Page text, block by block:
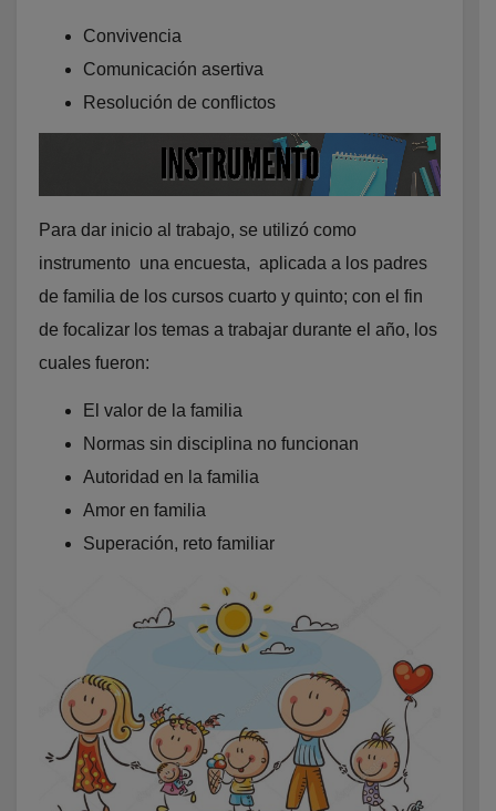
Convivencia
Comunicación asertiva
Resolución de conflictos
Para dar inicio al trabajo, se utilizó como
instrumento una encuesta, aplicada a los padres
de familia de los cursos cuarto y quinto; con el fin
de focalizar los temas a trabajar durante el año, los
cuales fueron:
El valor de la familia
Normas sin disciplina no funcionan
Autoridad en la familia
Amor en familia
Superación, reto familiar